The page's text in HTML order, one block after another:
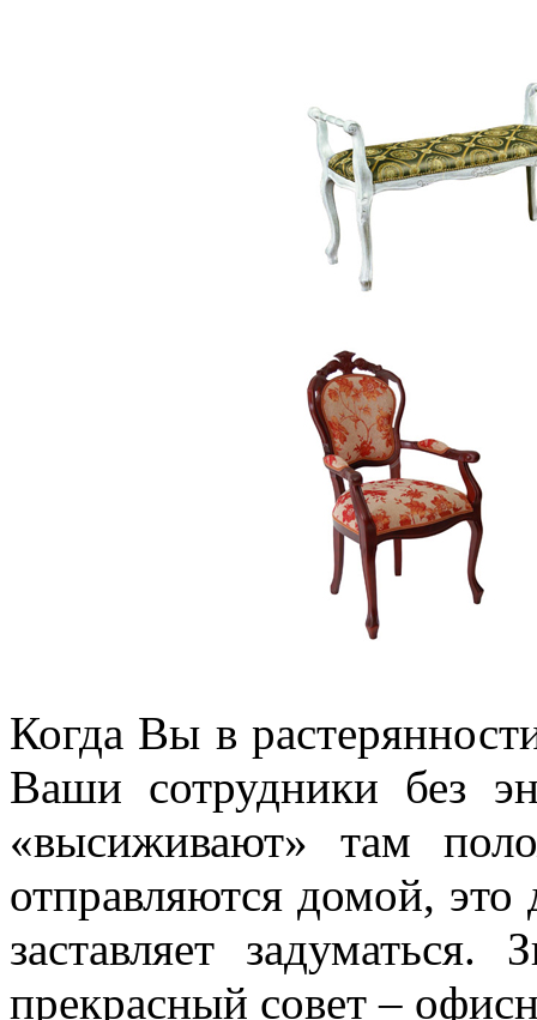
Когда Вы в
Ваши сотрудники без
«высиживают» там
отправляются домой, это
заставляет
прекрасный совет –